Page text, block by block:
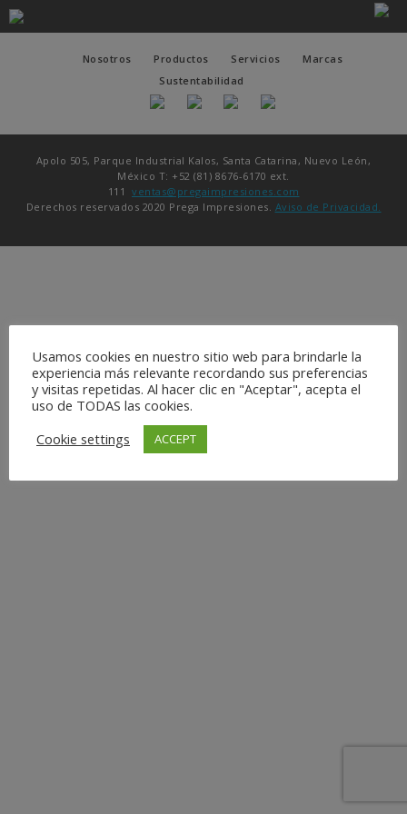
Usamos cookies en nuestro sitio web para brindarle la
experiencia más relevante recordando sus preferencias
y visitas repetidas. Al hacer clic en "Aceptar", acepta el
uso de TODAS las cookies.
Cookie settings
ACCEPT
Nosotros Productos Servicios
Marcas
Sustentabilidad
Apolo 505, Parque Industrial Kalos, Santa Catarina, Nuevo León,
México T: +52 (81) 8676-6170 ext.
111 ventas@pregaimpresiones.com
Derechos reservados 2020 Prega Impresiones. Aviso de Privacidad.